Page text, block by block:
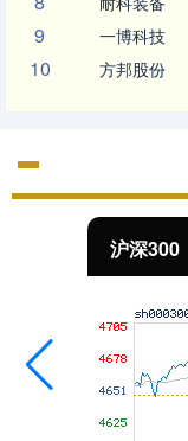
9 一博科技
10 方邦股份
北证50